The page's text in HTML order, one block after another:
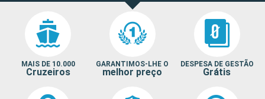
MAIS DE 10.000
Cruzeiros
GARANTIMOS-LHE O
melhor preço
DESPESA DE GESTÃO
Grátis